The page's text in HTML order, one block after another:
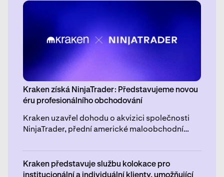
Kraken získá NinjaTrader: Představujeme novou
éru profesionálního obchodování
Kraken uzavřel dohodu o akvizici společnosti
NinjaTrader, přední americké maloobchodní
miliardy USD, s výhradou určitých úprav kupní
ceny.
Kraken představuje službu kolokace pro